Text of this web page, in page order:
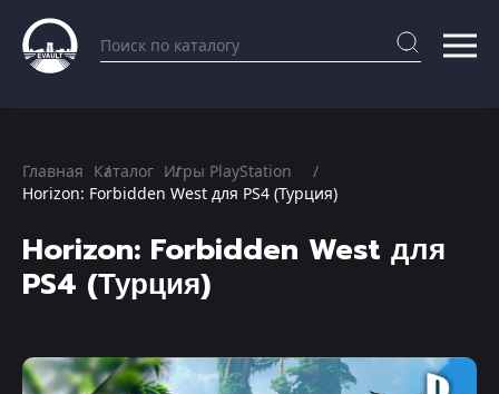
Главная Каталог Игры PlayStation
Horizon: Forbidden West для PS4 (Турция)
Horizon: Forbidden West для
PS4 (Турция)